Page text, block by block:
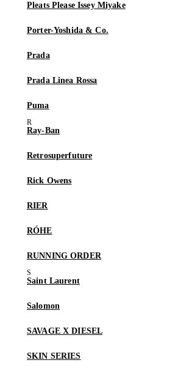
Pleats Please Issey Miyake
Porter-Yoshida & Co.
Prada
Prada Linea Rossa
Puma
Ray-Ban
Retrosuperfuture
Rick Owens
RIER
RÓHE
RUNNING ORDER
Saint Laurent
Salomon
SAVAGE X DIESEL
SKIN SERIES